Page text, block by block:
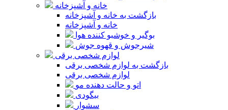
خانه و آشپزخانه
بازگشت به خانه و آشپزخانه
خانه و آشپزخانه
بوگیر و خوشبو کننده هوا
شیرجوش و قهوه جوش
لوازم شخصی برقی
بازگشت به لوازم شخصی برقی
لوازم شخصی برقی
اتو و حالت دهنده مو
بیگودی
سشوار